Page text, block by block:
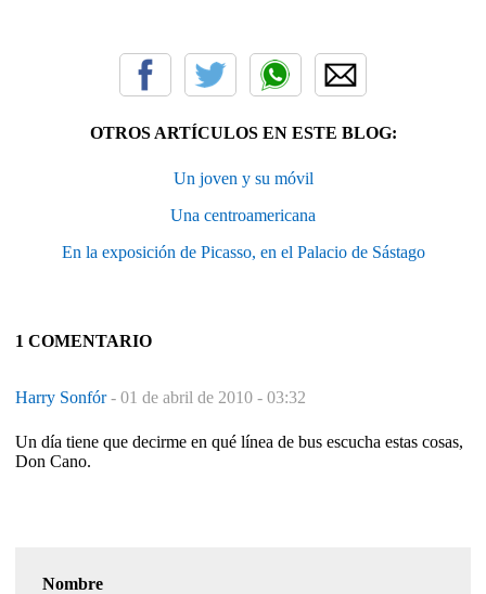
OTROS ARTÍCULOS EN ESTE BLOG:
Un joven y su móvil
Una centroamericana
En la exposición de Picasso, en el Palacio de Sástago
1 COMENTARIO
Harry Sonfór- 01 de abril de 2010 - 03:32
Un día tiene que decirme en qué línea de bus escucha estas cosas,
Don Cano.
Nombre